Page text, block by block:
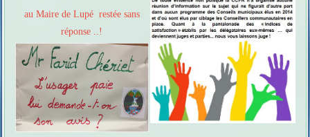
au Maire de Lupé restée sans
réponse ..!